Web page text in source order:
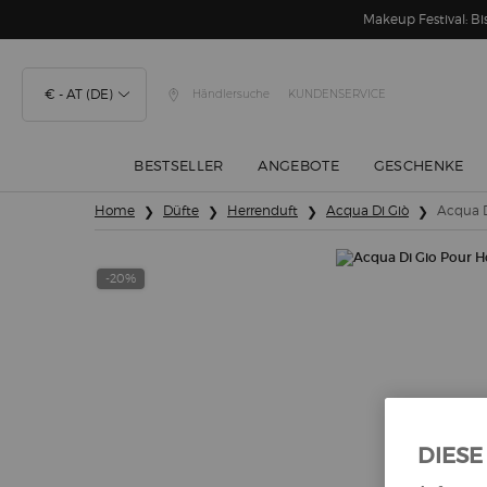
Makeup Festival:
€ - AT (DE) Händlersuche KUNDENSERVICE
BESTSELLER ANGEBOTE GESCHENKE
Home Düfte Herrenduft Acqua Di Giò Acqua
-20%